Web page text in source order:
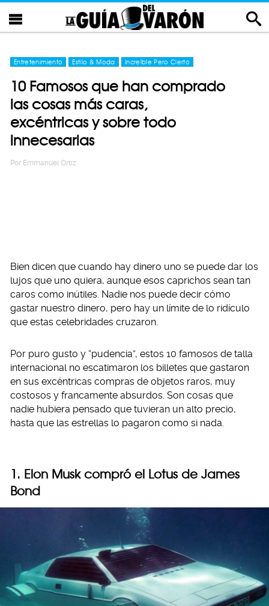
Entretenimiento Estilo & Moda Increíble Pero Cierto
10 Famosos que han comprado
las cosas más caras,
excéntricas y sobre todo
innecesarias
Por Emmanuel Ortiz
Bien dicen que cuando hay dinero uno se puede dar los
lujos que uno quiera, aunque esos caprichos sean tan
caros como inútiles. Nadie nos puede decir cómo
gastar nuestro dinero, pero hay un límite de lo ridículo
que estas celebridades cruzaron.
Por puro gusto y “pudencia”, estos 10 famosos de talla
internacional no escatimaron los billetes que gastaron
en sus excéntricas compras de objetos raros, muy
costosos y francamente absurdos. Son cosas que
nadie hubiera pensado que tuvieran un alto precio,
hasta que las estrellas lo pagaron como si nada.
1. Elon Musk compró el Lotus de James
Bond